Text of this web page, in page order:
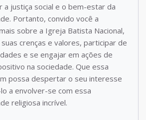
a justiça social e o bem-estar da
Portanto, convido você a
sobre a Igreja Batista Nacional,
crenças e valores, participar de
e se engajar em ações de
na sociedade. Que essa
possa despertar o seu interesse
a envolver-se com essa
religiosa incrível.